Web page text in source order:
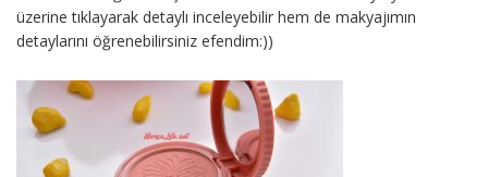
üzerine tıklayarak detaylı inceleyebilir hem de makyajımın
detaylarını öğrenebilirsiniz efendim:))